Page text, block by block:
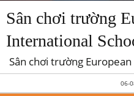
Sân chơi trường
International
Sân chơi trường
06-